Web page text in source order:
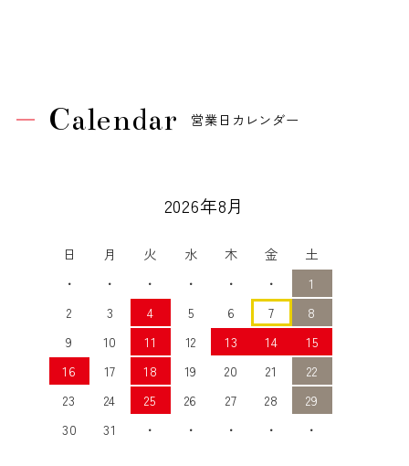
Calendar 営業日カレンダー
2026年8月
日 月 火 水 木 金
土
・
・ ・ ・ ・ ・
1
2
3 4 5 6 7
8
9
10 11 12 13 14
15
16
17 18 19 20 21
22
23
24 25 26 27 28
29
30
31 ・ ・ ・ ・ ・